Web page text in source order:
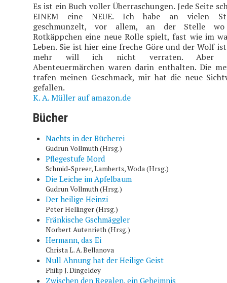
Es ist ein Buch voller Überraschungen. Jede Seite
EINEM eine NEUE. Ich habe an vielen
geschmunzelt, vor allem, an der Stelle
Rotkäppchen eine neue Rolle spielt, fast wie im
Leben. Sie ist hier eine freche Göre und der Wolf
mehr will ich nicht verraten. Aber
Abenteuermärchen waren darin enthalten. Die
trafen meinen Geschmack, mir hat die neue
gefallen.
K. A. Müller auf amazon.de
Bücher
Nachts in der Bücherei
Gudrun Vollmuth (Hrsg.)
Pflegestufe Mord
Schmid-Spreer, Lamberts, Woda (Hrsg.)
Die Leiche im Apfelbaum
Gudrun Vollmuth (Hrsg.)
Der heilige Heinzi
Peter Hellinger (Hrsg.)
Fränkische Gschmäggler
Norbert Autenrieth (Hrsg.)
Hermann, das Ei
Christa L. A. Bellanova
Null Ahnung hat der Heilige Geist
Philip J. Dingeldey
Zwischen den Regalen, ein Geheimnis